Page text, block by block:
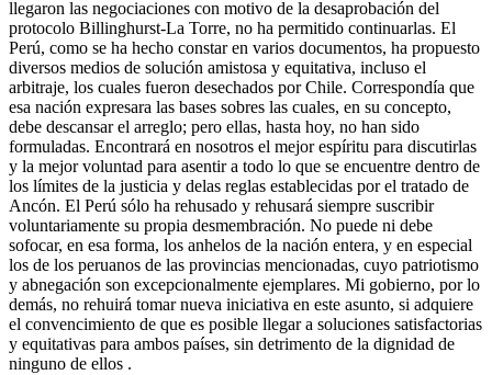
llegaron las negociaciones con motivo de la desaprobación del
protocolo Billinghurst-La Torre, no ha permitido continuarlas. El
Perú, como se ha hecho constar en varios documentos, ha propuesto
diversos medios de solución amistosa y equitativa, incluso el
arbitraje, los cuales fueron desechados por Chile. Correspondía que
esa nación expresara las bases sobres las cuales, en su concepto,
debe descansar el arreglo; pero ellas, hasta hoy, no han sido
formuladas. Encontrará en nosotros el mejor espíritu para discutirlas
y la mejor voluntad para asentir a todo lo que se encuentre dentro de
los límites de la justicia y delas reglas establecidas por el tratado de
Ancón. El Perú sólo ha rehusado y rehusará siempre suscribir
voluntariamente su propia desmembración. No puede ni debe
sofocar, en esa forma, los anhelos de la nación entera, y en especial
los de los peruanos de las provincias mencionadas, cuyo patriotismo
y abnegación son excepcionalmente ejemplares. Mi gobierno, por lo
demás, no rehuirá tomar nueva iniciativa en este asunto, si adquiere
el convencimiento de que es posible llegar a soluciones satisfactorias
y equitativas para ambos países, sin detrimento de la dignidad de
ninguno de ellos .